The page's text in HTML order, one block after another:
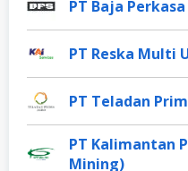
PT Baja
PT Reska Multi
PT Teladan
PT Kalimantan
Mining)